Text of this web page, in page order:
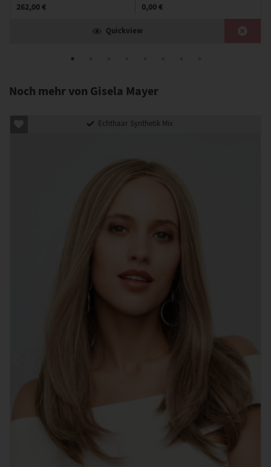
262,00 € 0,00 €
Quickview
Noch mehr von Gisela Mayer
Echthaar Synthetik Mix